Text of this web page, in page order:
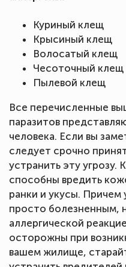
Куриный клещ
Крысиный клещ
Волосатый клещ
Чесоточный клещ
Пылевой клещ
Все перечисленные
паразитов
человека. Если вы
следует срочно
устранить эту угрозу.
способны вредить
ранки и укусы. Причем
просто болезненным,
аллергической
осторожны при
вашем жилище,